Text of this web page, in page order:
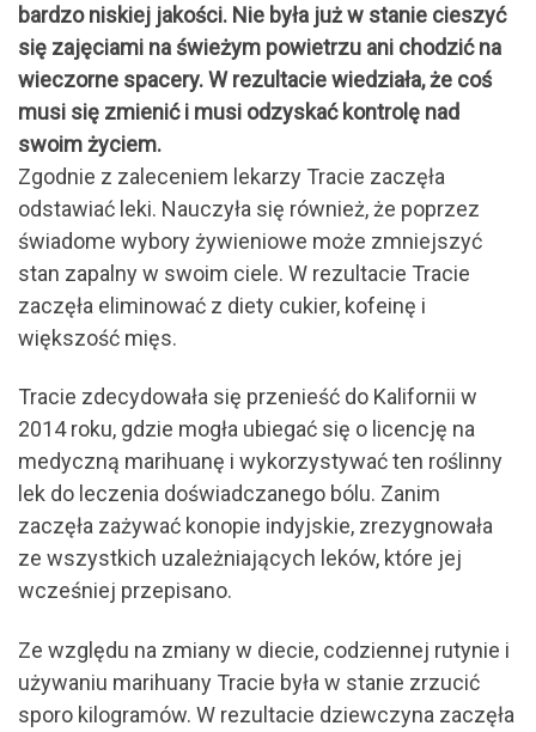
bardzo niskiej jakości. Nie była już w stanie cieszyć
się zajęciami na świeżym powietrzu ani chodzić na
wieczorne spacery. W rezultacie wiedziała, że ​​coś
musi się zmienić i musi odzyskać kontrolę nad
swoim życiem.
Zgodnie z zaleceniem lekarzy Tracie zaczęła
odstawiać leki. Nauczyła się również, że poprzez
świadome wybory żywieniowe może zmniejszyć
stan zapalny w swoim ciele. W rezultacie Tracie
zaczęła eliminować z diety cukier, kofeinę i
większość mięs.
Tracie zdecydowała się przenieść do Kalifornii w
2014 roku, gdzie mogła ubiegać się o licencję na
medyczną marihuanę i wykorzystywać ten roślinny
lek do leczenia doświadczanego bólu. Zanim
zaczęła zażywać konopie indyjskie, zrezygnowała
ze wszystkich uzależniających leków, które jej
wcześniej przepisano.
Ze względu na zmiany w diecie, codziennej rutynie i
używaniu marihuany Tracie była w stanie zrzucić
sporo kilogramów. W rezultacie dziewczyna zaczęła